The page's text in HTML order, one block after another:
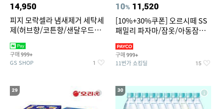
14,950
피지 모락셀라 냄새제거 세탁세
제(허브향/코튼향/샌달우드향/
택1
구매 999+
GS SHOP 1
10% 11,520
[10%+30%쿠폰] 오르시떼 SS
패밀리 파자마/잠옷/아동잠옷/
구매 999+
11번가 쇼킹딜 15
29 30